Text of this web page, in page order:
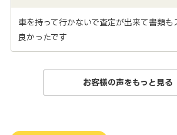
車を持って行かないで査定が出来て書類も
良かったです
お客様の声をもっと見る